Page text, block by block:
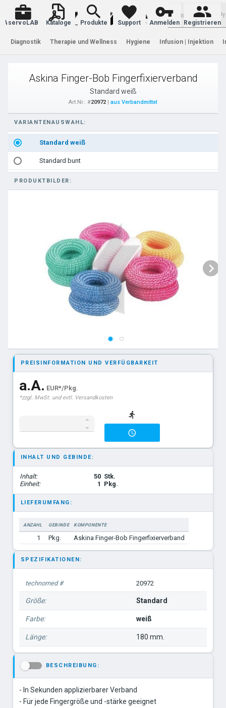
Warenkorb
servoLAB Kataloge Produkte Support Anmelden Registrieren
Diagnostik Therapie und Wellness Hygiene Infusion | Injektion
Askina Finger-Bob Fingerfixierverband
Standard weiß
Art.Nr.: #20972 | aus Verbandmittel
VARIANTENAUSWAHL:
Standard weiß
Standard bunt
PRODUKTBILDER:
PREISINFORMATION UND VERFÜGBARKEIT
a.A. EUR*/Pkg.
*zzgl. MwSt. und evtl. Versandkosten
INHALT UND GEBINDE:
Inhalt: 50 Stk.
Einheit:
1 Pkg.
LIEFERUMFANG:
ANZAHL GEBINDE
KOMPONENTE
1
Pkg. Askina Finger-Bob Fingerfixierverband
SPEZIFIKATIONEN:
technomed # 20972
Größe: Standard
Farbe: weiß
Länge: 180 mm.
BESCHREIBUNG:
- In Sekunden applizierbarer Verband
- Für jede Fingergröße und -stärke geeignet